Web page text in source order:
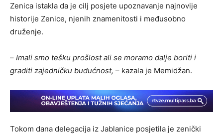
Zenica istakla da je cilj posjete upoznavanje najnovije
historije Zenice, njenih znamenitosti i međusobno
druženje.
– Imali smo tešku prošlost ali se moramo dalje boriti i
graditi zajedničku budućnost, – kazala je Memidžan.
Tokom dana delegacija iz Jablanice posjetila je zenički